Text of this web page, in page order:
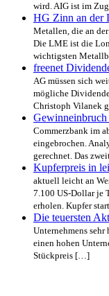
wird. AIG ist im
HG Zinn an der
Metallen, die an
Die LME ist die
wichtigsten
freenet
AG müssen sich
mögliche
Christoph Vilanek
Commerzbank im
eingebrochen.
gerechnet. Das
Kupferpreis in
aktuell leicht an
7.100 US-Dollar je
erholen. Kupfer
Die teuersten
Unternehmens
einen hohen
Stückpreis […]